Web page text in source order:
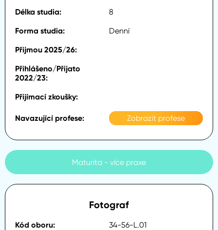
8
Denní
Zobrazit profese
Maturita - více praxe
Fotograf
34-56-L.01